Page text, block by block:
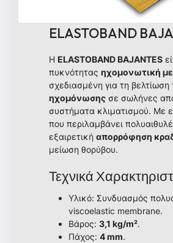
ELASTOBAND
Η ELASTOBAND BAJANTES
πυκνότητας ηχομονωτική
σχεδιασμένη για τη βελτίωση
ηχομόνωσης σε σωλήνες
συστήματα κλιματισμού. Με
που περιλαμβάνει
εξαιρετική απορρόφηση
μείωση θορύβου.
Τεχνικά
Υλικό: Συνδυασμός
viscoelastic membrane.
Βάρος: 3,1 kg/m².
Πάχος: 4 mm.